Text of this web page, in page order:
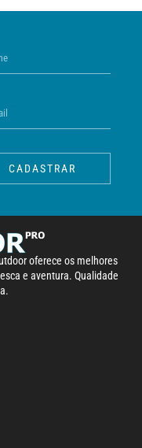
CADASTRAR
oferece os melhores
e aventura. Qualidade